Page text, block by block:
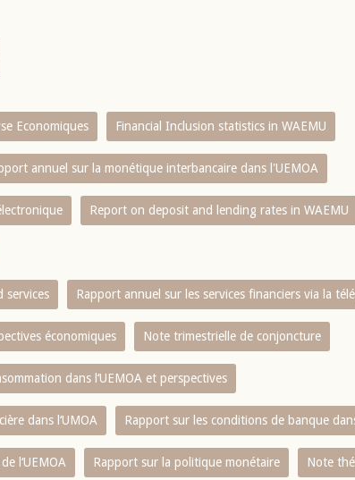
Economiques Financial Inclusion statistics in WAEMU
annuel sur la monétique interbancaire dans l'UEMOA
Report on deposit and lending rates in WAEMU
services Rapport annuel sur les services financiers via la
économiques Note trimestrielle de conjoncture
dans l‘UEMOA et perspectives
dans l‘UMOA Rapport sur les conditions de banque
l‘UEMOA Rapport sur la politique monétaire Note